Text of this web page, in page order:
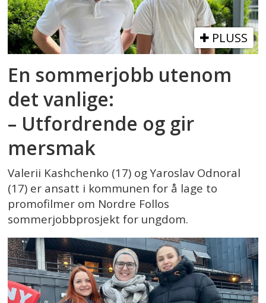
PLUSS
En sommerjobb utenom
det vanlige:
– Utfordrende og gir
mersmak
Valerii Kashchenko (17) og Yaroslav Odnoral
(17) er ansatt i kommunen for å lage to
promofilmer om Nordre Follos
sommerjobbprosjekt for ungdom.